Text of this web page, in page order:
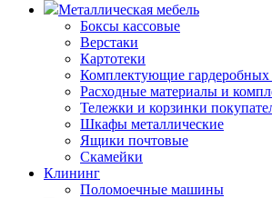
Металлическая мебель
Боксы кассовые
Верстаки
Картотеки
Комплектующие гардеробных
Расходные материалы и
Тележки и корзинки
Шкафы металлические
Ящики почтовые
Скамейки
Клининг
Поломоечные машины